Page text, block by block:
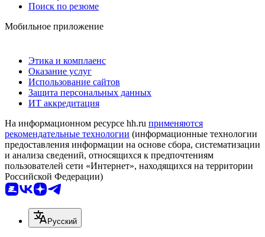
Поиск по резюме
Мобильное приложение
Этика и комплаенс
Оказание услуг
Использование сайтов
Защита персональных данных
ИТ аккредитация
На информационном ресурсе hh.ru применяются
рекомендательные технологии (информационные технологии
предоставления информации на основе сбора, систематизации
и анализа сведений, относящихся к предпочтениям
пользователей сети «Интернет», находящихся на территории
Российской Федерации)
Русский